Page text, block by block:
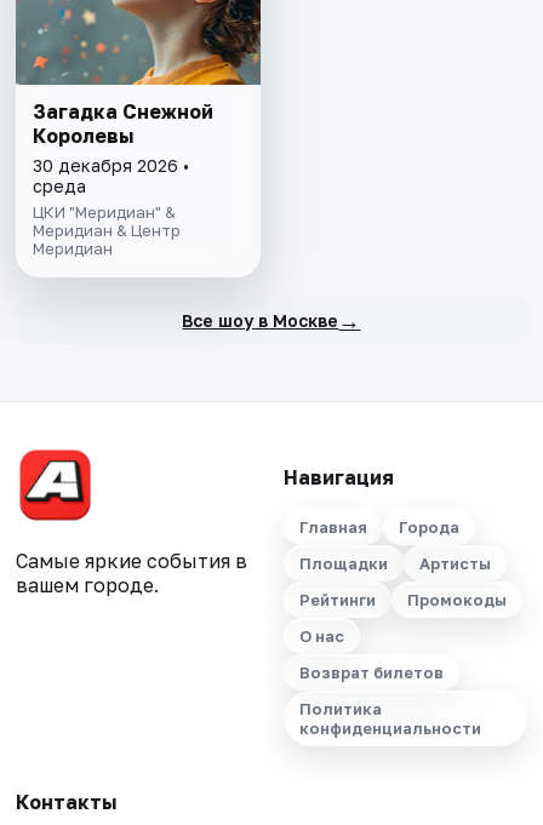
Загадка Снежной
Королевы
30 декабря 2026 •
среда
ЦКИ "Меридиан" &
Меридиан & Центр
Меридиан
Все шоу в Москве →
Самые яркие события в
вашем городе.
Навигация
Главная
Города
Площадки
Артисты
Рейтинги
Промокоды
О нас
Возврат билетов
Политика
конфиденциальности
Контакты